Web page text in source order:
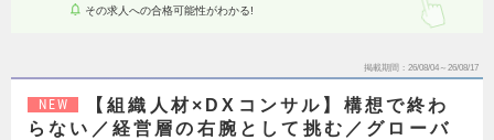
その求人への合格可能性がわかる!
掲載期間 26/08/04～26/08/17
NEW
【組織人材×DXコンサル】構想で終わ
らない／経営層の右腕として挑む／グローバ